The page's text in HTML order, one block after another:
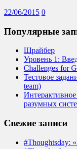
22/06/2015 0
Популярные
Шрайбер
Уровень 1:
Challenges for
Тестовое
team)
разумных
Свежие записи
#Thoughtsday: